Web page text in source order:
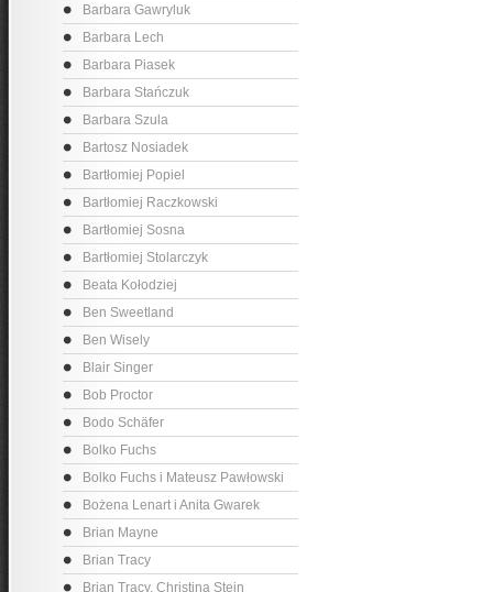
Barbara Gawryluk
Barbara Lech
Barbara Piasek
Barbara Stańczuk
Barbara Szula
Bartosz Nosiadek
Bartłomiej Popiel
Bartłomiej Raczkowski
Bartłomiej Sosna
Bartłomiej Stolarczyk
Beata Kołodziej
Ben Sweetland
Ben Wisely
Blair Singer
Bob Proctor
Bodo Schäfer
Bolko Fuchs
Bolko Fuchs i Mateusz Pawłowski
Bożena Lenart i Anita Gwarek
Brian Mayne
Brian Tracy
Brian Tracy, Christina Stein